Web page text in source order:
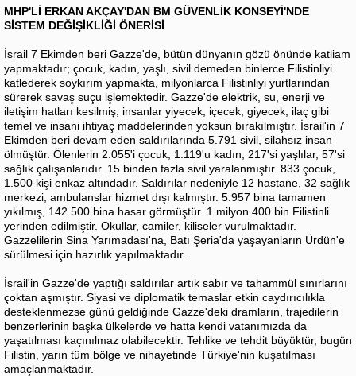
MHP'Lİ ERKAN AKÇAY'DAN BM GÜVENLİK KONSEYİ'NDE
SİSTEM DEĞİŞİKLİĞİ ÖNERİSİ
İsrail 7 Ekimden beri Gazze'de, bütün dünyanın gözü önünde katliam
yapmaktadır; çocuk, kadın, yaşlı, sivil demeden binlerce Filistinliyi
katlederek soykırım yapmakta, milyonlarca Filistinliyi yurtlarından
sürerek savaş suçu işlemektedir. Gazze'de elektrik, su, enerji ve
iletişim hatları kesilmiş, insanlar yiyecek, içecek, giyecek, ilaç gibi
temel ve insani ihtiyaç maddelerinden yoksun bırakılmıştır. İsrail'in 7
Ekimden beri devam eden saldırılarında 5.791 sivil, silahsız insan
ölmüştür. Ölenlerin 2.055'i çocuk, 1.119'u kadın, 217'si yaşlılar, 57'si
sağlık çalışanlarıdır. 15 binden fazla sivil yaralanmıştır. 833 çocuk,
1.500 kişi enkaz altındadır. Saldırılar nedeniyle 12 hastane, 32 sağlık
merkezi, ambulanslar hizmet dışı kalmıştır. 5.957 bina tamamen
yıkılmış, 142.500 bina hasar görmüştür. 1 milyon 400 bin Filistinli
yerinden edilmiştir. Okullar, camiler, kiliseler vurulmaktadır.
Gazzelilerin Sina Yarımadası'na, Batı Şeria'da yaşayanların Ürdün'e
sürülmesi için hazırlık yapılmaktadır.
İsrail'in Gazze'de yaptığı saldırılar artık sabır ve tahammül sınırlarını
çoktan aşmıştır. Siyasi ve diplomatik temaslar etkin caydırıcılıkla
desteklenmezse günü geldiğinde Gazze'deki dramların, trajedilerin
benzerlerinin başka ülkelerde ve hatta kendi vatanımızda da
yaşatılması kaçınılmaz olabilecektir. Tehlike ve tehdit büyüktür, bugün
Filistin, yarın tüm bölge ve nihayetinde Türkiye'nin kuşatılması
amaçlanmaktadır.